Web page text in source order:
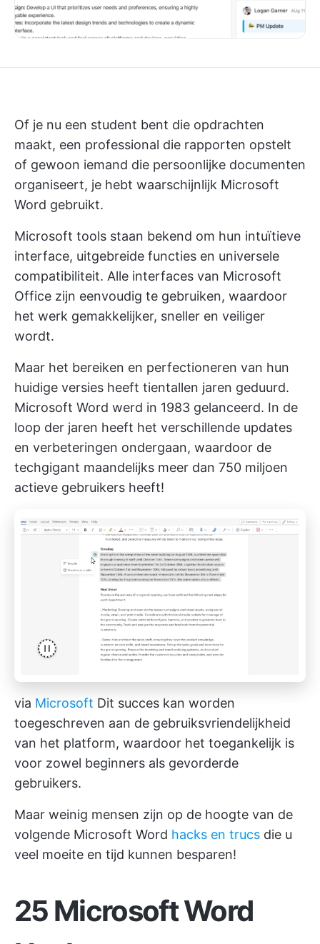
Of je nu een student bent die opdrachten
maakt, een professional die rapporten opstelt
of gewoon iemand die persoonlijke documenten
organiseert, je hebt waarschijnlijk Microsoft
Word gebruikt.
Microsoft tools staan bekend om hun intuïtieve
interface, uitgebreide functies en universele
compatibiliteit. Alle interfaces van Microsoft
Office zijn eenvoudig te gebruiken, waardoor
het werk gemakkelijker, sneller en veiliger
wordt.
Maar het bereiken en perfectioneren van hun
huidige versies heeft tientallen jaren geduurd.
Microsoft Word werd in 1983 gelanceerd. In de
loop der jaren heeft het verschillende updates
en verbeteringen ondergaan, waardoor de
techgigant maandelijks meer dan 750 miljoen
actieve gebruikers heeft!
via Microsoft Dit succes kan worden
toegeschreven aan de gebruiksvriendelijkheid
van het platform, waardoor het toegankelijk is
voor zowel beginners als gevorderde
gebruikers.
Maar weinig mensen zijn op de hoogte van de
volgende Microsoft Word hacks en trucs die u
veel moeite en tijd kunnen besparen!
25 Microsoft Word